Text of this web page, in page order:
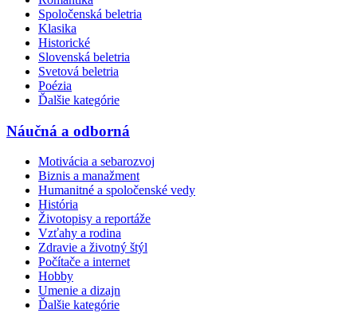
Spoločenská beletria
Klasika
Historické
Slovenská beletria
Svetová beletria
Poézia
Ďalšie kategórie
Náučná a odborná
Motivácia a sebarozvoj
Biznis a manažment
Humanitné a spoločenské vedy
História
Životopisy a reportáže
Vzťahy a rodina
Zdravie a životný štýl
Počítače a internet
Hobby
Umenie a dizajn
Ďalšie kategórie